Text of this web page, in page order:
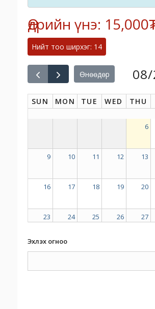
Өдрийн үнэ:
Нийт тоо ширхэг: 14
Өнөөдөр
SUN MON TUE WED THU
6
9 10 11 12 13
16 17 18 19 20
23 24 25 26 27
30
Эхлэх огноо